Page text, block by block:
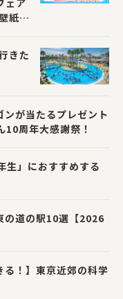
ェア
紙は
きた
が当たるプレゼント
周年大感謝祭！
生」におすすめする
道の駅10選【2026
る！】東京近郊の科学